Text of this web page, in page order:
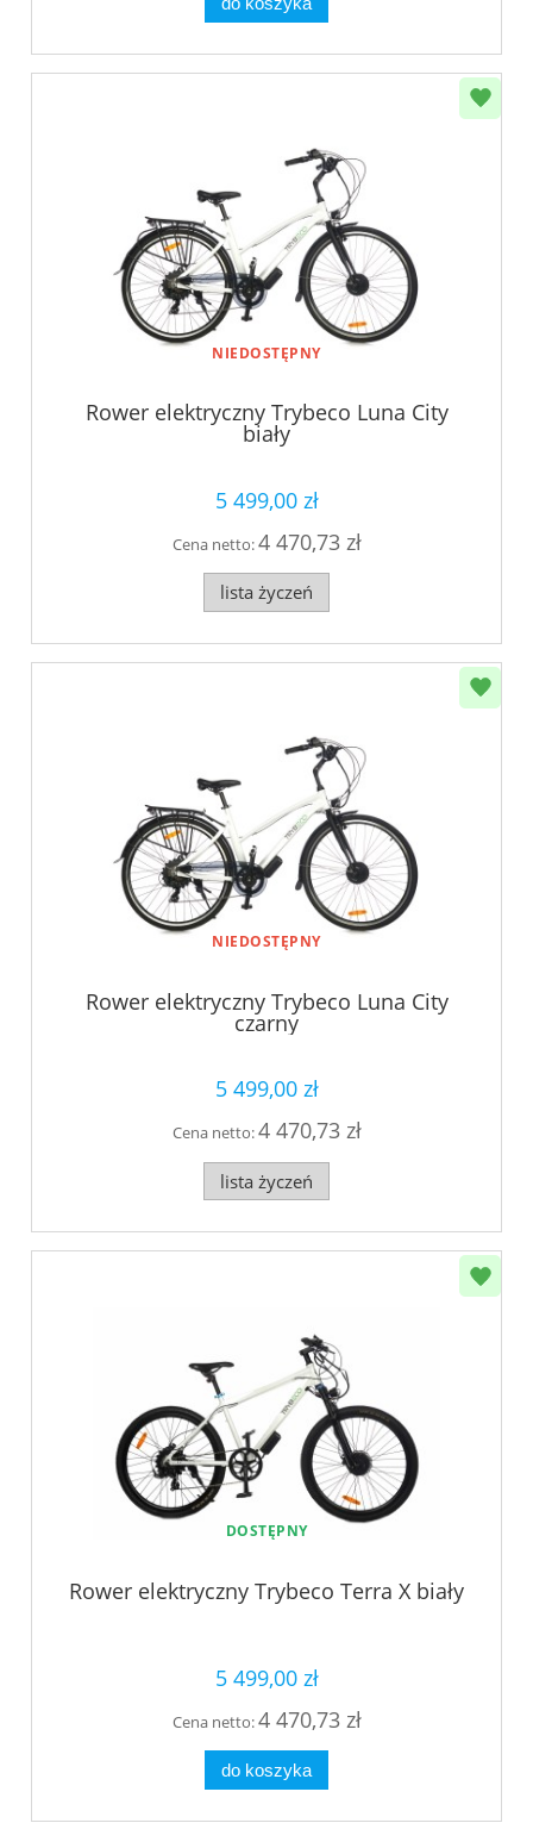
NIEDOSTĘPNY
Rower elektryczny Trybeco Luna City
biały
5 499,00 zł
Cena netto:4 470,73 zł
lista życzeń
NIEDOSTĘPNY
Rower elektryczny Trybeco Luna City
czarny
5 499,00 zł
Cena netto:4 470,73 zł
lista życzeń
DOSTĘPNY
Rower elektryczny Trybeco Terra X biały
5 499,00 zł
Cena netto:4 470,73 zł
do koszyka